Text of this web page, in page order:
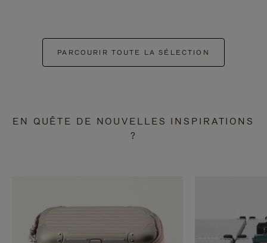
PARCOURIR TOUTE LA SÉLECTION
EN QUÊTE DE NOUVELLES INSPIRATIONS
?